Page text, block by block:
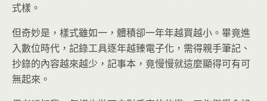
式樣。
但奇妙是，樣式雖如一，體積卻一年年越買越小。畢竟進
入數位時代，記錄工具逐年越臻電子化，需得親手筆記、
抄錄的內容越來越少，記事本，竟慢慢就這麼顯得可有可
無起來。